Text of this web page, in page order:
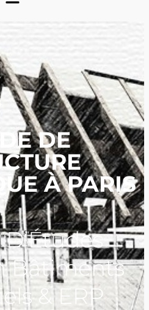
DE
À PARIS
Bâtiments
& ERP